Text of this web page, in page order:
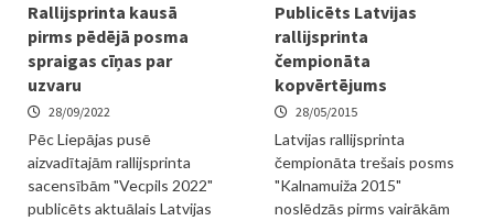
Rallijsprinta kausā
pirms pēdējā posma
spraigas cīņas par
uzvaru
28/09/2022
Pēc Liepājas pusē
aizvadītajām rallijsprinta
sacensībām "Vecpils 2022"
publicēts aktuālais Latvijas
Publicēts Latvijas
rallijsprinta
čempionāta
kopvērtējums
28/05/2015
Latvijas rallijsprinta
čempionāta trešais posms
"Kalnamuiža 2015"
noslēdzās pirms vairākām